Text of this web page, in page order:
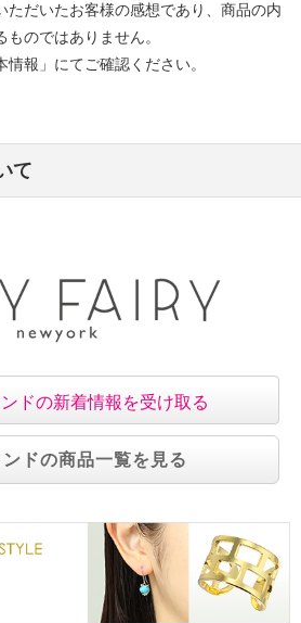
ただいたお客様の感想であり、商品の内
のではありません。
報」にてご確認ください。
て
ドの新着情報を受け取る
ドの商品一覧を見る